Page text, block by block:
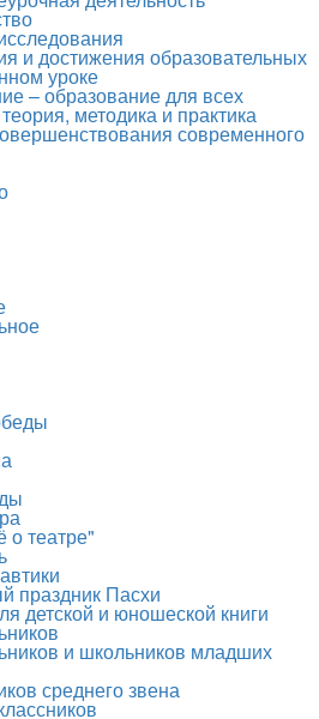
и достижения образовательных
уроке
– образование для всех
методика и практика
современного
театре"
праздник Пасхи
детской и юношеской книги
и школьников младших
среднего звена